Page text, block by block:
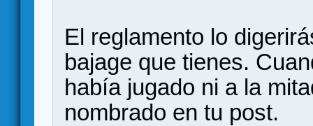
El reglamento lo
bajage que tienes.
había jugado ni a la
nombrado en tu post.